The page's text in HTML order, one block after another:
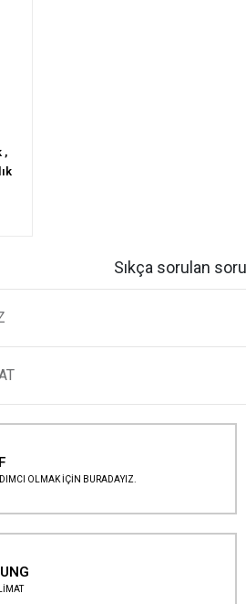
,
Sıkça sorulan
OLMAK İÇİN BURADAYIZ.